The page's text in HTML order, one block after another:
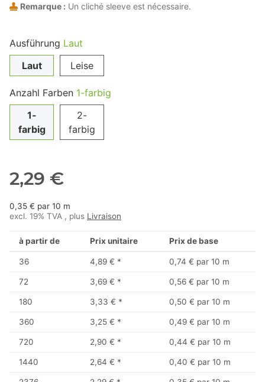
Remarque : Un cliché sleeve est nécessaire.
Ausführung Laut
Laut
Leise
Anzahl Farben 1-farbig
1-
farbig
2-
farbig
2,29 €
0,35 € par 10 m
excl. 19% TVA , plus Livraison
à partir de Prix unitaire Prix de base
36 4,89 € * 0,74 € par 10 m
72 3,69 € * 0,56 € par 10 m
180 3,33 € * 0,50 € par 10 m
360 3,25 € * 0,49 € par 10 m
720 2,90 € * 0,44 € par 10 m
1440 2,64 € * 0,40 € par 10 m